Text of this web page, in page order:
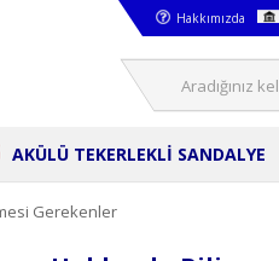
Hakkımızda
AKÜLÜ TEKERLEKLİ SANDALYE
Gerekenler